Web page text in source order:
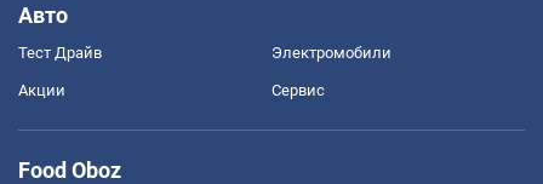
Авто
Тест Драйв Электромобили
Акции Сервис
Food Oboz